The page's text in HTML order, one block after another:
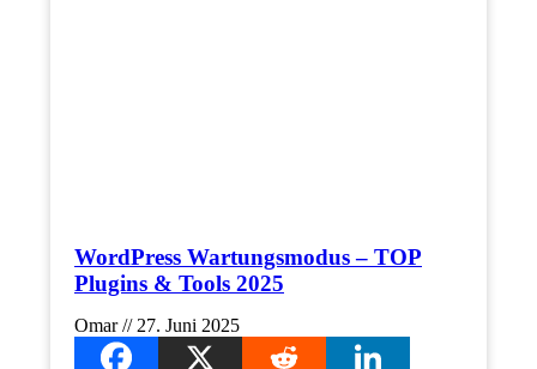
WordPress Wartungsmodus – TOP
Plugins & Tools 2025
Omar 27. Juni 2025